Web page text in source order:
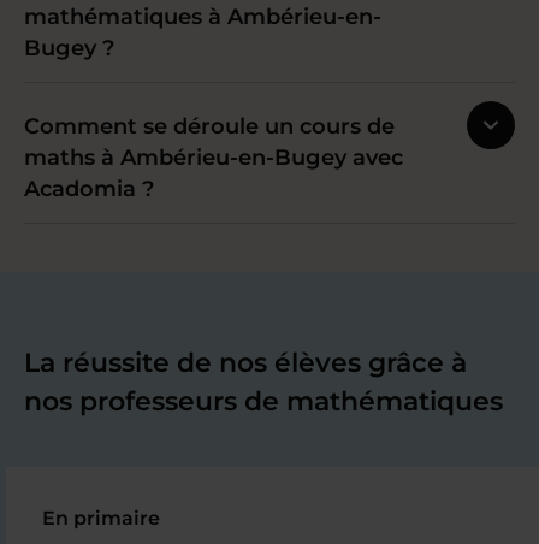
mathématiques à Ambérieu-en-
Bugey ?
Comment se déroule un cours de
maths à Ambérieu-en-Bugey avec
Acadomia ?
La réussite de nos élèves grâce à
nos professeurs de mathématiques
En primaire